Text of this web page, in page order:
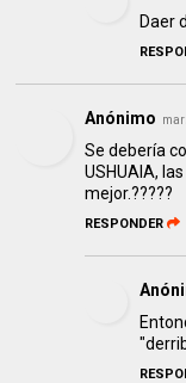
Daer
Anónimo
Se debería
USHUAIA,
mejor.?????
RESPONDER